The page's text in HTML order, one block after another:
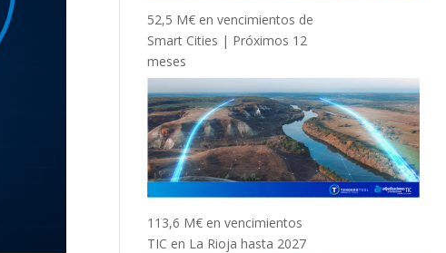
52,5 M€ en vencimientos de
Smart Cities | Próximos 12
meses
113,6 M€ en vencimientos
TIC en La Rioja hasta 2027